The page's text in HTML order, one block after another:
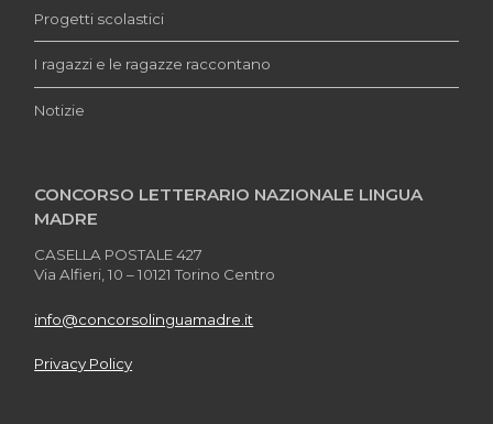
Progetti scolastici
I ragazzi e le ragazze raccontano
Notizie
CONCORSO LETTERARIO NAZIONALE LINGUA
MADRE
CASELLA POSTALE 427
Via Alfieri, 10 – 10121 Torino Centro
info@concorsolinguamadre.it
Privacy Policy